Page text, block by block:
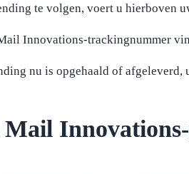
te volgen, voert u hierboven
Innovations-trackingnummer
nu is opgehaald of afgeleverd,
Mail